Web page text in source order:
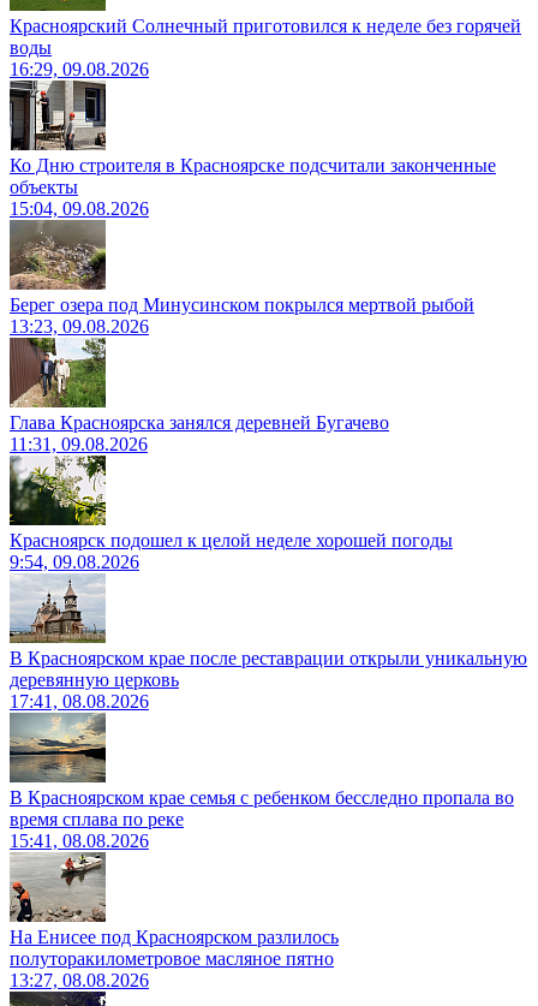
Красноярский Солнечный приготовился к неделе без горячей
воды
16:29, 09.08.2026
Ко Дню строителя в Красноярске подсчитали законченные
объекты
15:04, 09.08.2026
Берег озера под Минусинском покрылся мертвой рыбой
13:23, 09.08.2026
Глава Красноярска занялся деревней Бугачево
11:31, 09.08.2026
Красноярск подошел к целой неделе хорошей погоды
9:54, 09.08.2026
В Красноярском крае после реставрации открыли уникальную
деревянную церковь
17:41, 08.08.2026
В Красноярском крае семья с ребенком бесследно пропала во
время сплава по реке
15:41, 08.08.2026
На Енисее под Красноярском разлилось
полуторакилометровое масляное пятно
13:27, 08.08.2026